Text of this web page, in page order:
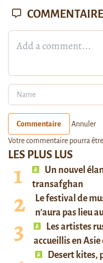
LES PLUS LUS
Un nouvel
transafghan
Le festival de
n’aura pas lieu
Les artistes
accueillis en
Desert kites,
Commentaire Annuler
Votre commentaire pourra